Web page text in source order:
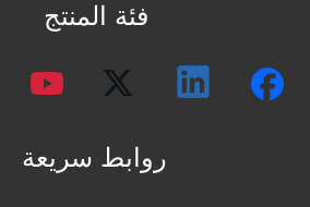
فئة المنتج
روابط سريعة